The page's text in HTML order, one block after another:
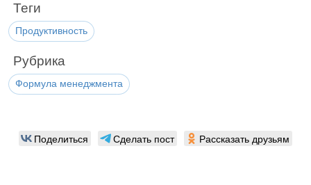
Теги
Продуктивность
Рубрика
Формула менеджмента
Поделиться Сделать пост Рассказать друзьям